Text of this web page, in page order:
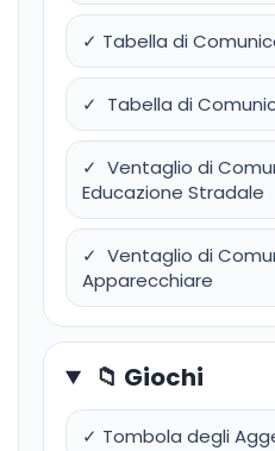
✓ Tabella di
✓ Tabella di
✓ Ventaglio di
Educazione Stradale
✓ Ventaglio di
Apparecchiare
📁 Giochi
✓ Tombola degli